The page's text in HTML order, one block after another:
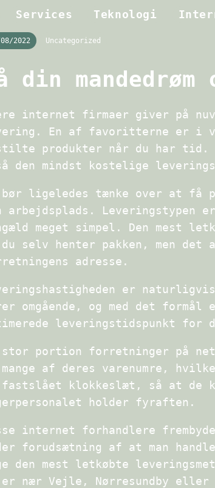
Services Teknologi
2022 Uncategorized
din
internet firmaer giver på
En af favoritterne er i
produkter når du har tid.
den mindst kostelige
bør ligeledes tænke over at
arbejdsplads.
meget simpel. Den mest
selv henter pakken, men
adresse.
er
omgående, og med det
leveringstidspunkt for
stor portion forretninger på
mange af deres varenumre,
klokkeslæt, så at de
holder fyraften.
internet forhandlere
forudsætning af at man
den mest letkøbte
er nær Vejle, Nørresundby